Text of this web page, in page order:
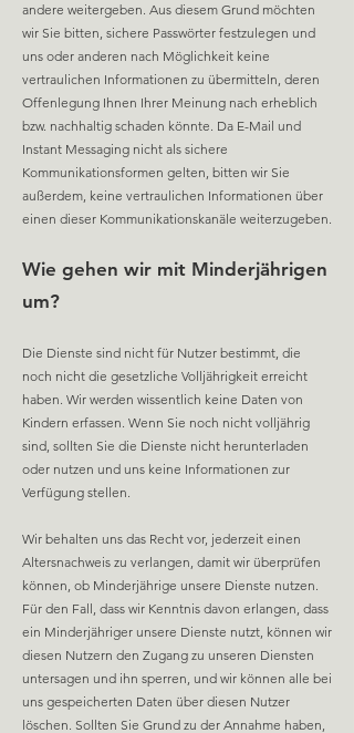
andere weitergeben. Aus diesem Grund möchten
wir Sie bitten, sichere Passwörter festzulegen und
uns oder anderen nach Möglichkeit keine
vertraulichen Informationen zu übermitteln, deren
Offenlegung Ihnen Ihrer Meinung nach erheblich
bzw. nachhaltig schaden könnte. Da E-Mail und
Instant Messaging nicht als sichere
Kommunikationsformen gelten, bitten wir Sie
außerdem, keine vertraulichen Informationen über
einen dieser Kommunikationskanäle weiterzugeben.
Wie gehen wir mit Minderjährigen
um?
Die Dienste sind nicht für Nutzer bestimmt, die
noch nicht die gesetzliche Volljährigkeit erreicht
haben. Wir werden wissentlich keine Daten von
Kindern erfassen. Wenn Sie noch nicht volljährig
sind, sollten Sie die Dienste nicht herunterladen
oder nutzen und uns keine Informationen zur
Verfügung stellen.
Wir behalten uns das Recht vor, jederzeit einen
Altersnachweis zu verlangen, damit wir überprüfen
können, ob Minderjährige unsere Dienste nutzen.
Für den Fall, dass wir Kenntnis davon erlangen, dass
ein Minderjähriger unsere Dienste nutzt, können wir
diesen Nutzern den Zugang zu unseren Diensten
untersagen und ihn sperren, und wir können alle bei
uns gespeicherten Daten über diesen Nutzer
löschen. Sollten Sie Grund zu der Annahme haben,